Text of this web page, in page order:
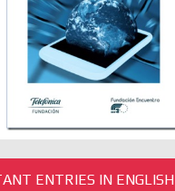
ENTRIES IN ENGLISH